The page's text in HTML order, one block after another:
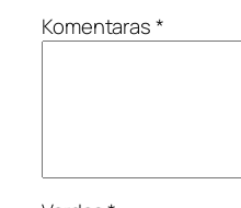
Komentaras*